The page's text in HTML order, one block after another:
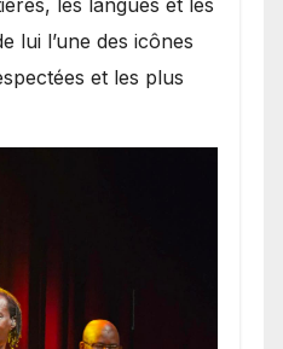
lui l’une des icônes
et les plus